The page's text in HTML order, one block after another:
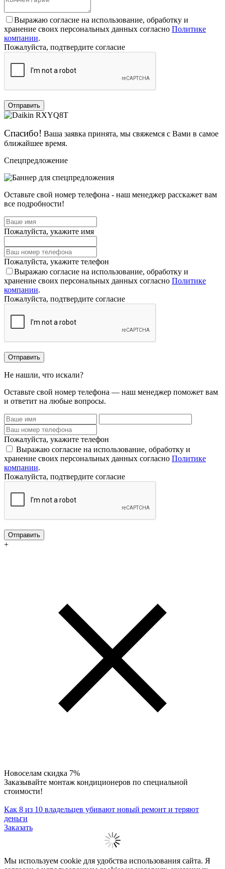
Выражаю согласие на использование, обработку и
хранение своих персональных данных согласно Политике
компании.
Пожалуйста, подтвердите согласие
Отправить
Спасибо! Ваша заявка принята, мы свяжемся с Вами в самое
ближайшее время.
Спецпредложение
Оставьте свой номер телефона - наш менеджер расскажет вам
все подробности!
Пожалуйста, укажите имя
Пожалуйста, укажите телефон
Выражаю согласие на использование, обработку и
хранение своих персональных данных согласно Политике
компании.
Пожалуйста, подтвердите согласие
Отправить
Не нашли, что искали?
Оставьте свой номер телефона — наш менеджер поможет вам
и ответит на любые вопросы.
Пожалуйста, укажите телефон
Выражаю согласие на использование, обработку и
хранение своих персональных данных согласно Политике
компании.
Пожалуйста, подтвердите согласие
Отправить
+
Новоселам скидка 7%
Заказывайте монтаж кондиционеров по специальной
стоимости!
Как 8 из 10 владельцев убивают новый ремонт и теряют
деньги
Заказать
Мы используем cookie для удобства использования сайта. Я